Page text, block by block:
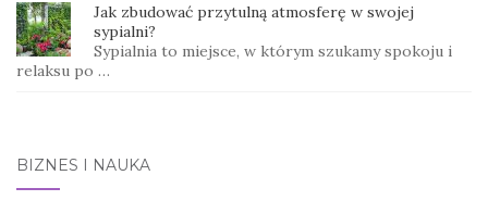
Jak zbudować przytulną atmosferę w swojej
sypialni?
Sypialnia to miejsce, w którym szukamy spokoju i
relaksu po …
BIZNES I NAUKA